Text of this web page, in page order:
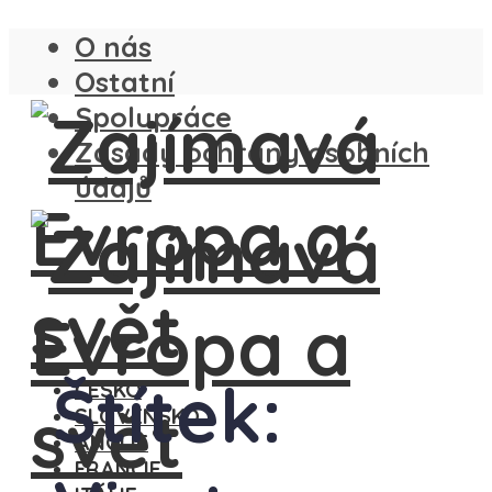
O nás
Ostatní
Spolupráce
Zásady ochrany osobních
údajů
ČESKO
SLOVENSKO
ANGLIE
FRANCIE
Štítek: